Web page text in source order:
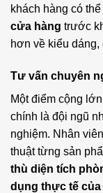
khách hàng có thể
cửa hàng trước
hơn về kiểu
Tư vấn chuyên
Một điểm cộng
chính là đội ngũ
nghiệm. Nhân
thuật từng sản
thù diện tích
dụng thực tế